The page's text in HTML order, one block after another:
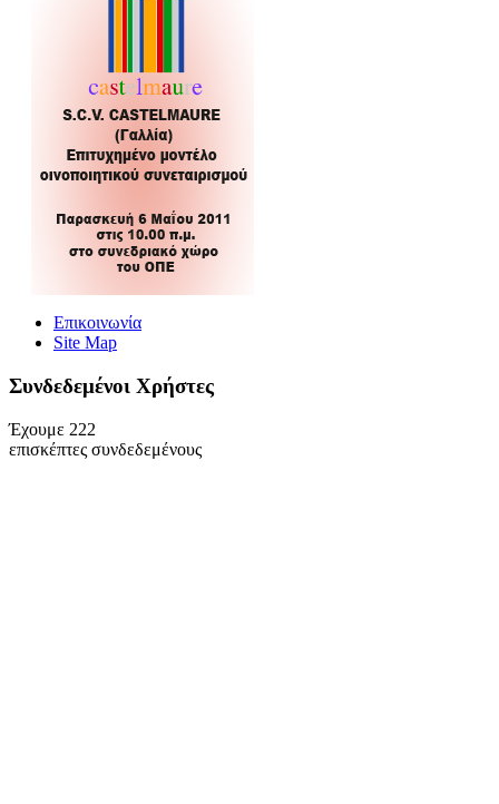
Επικοινωνία
Site Map
Συνδεδεμένοι Xρήστες
Έχουμε 222
επισκέπτες συνδεδεμένους